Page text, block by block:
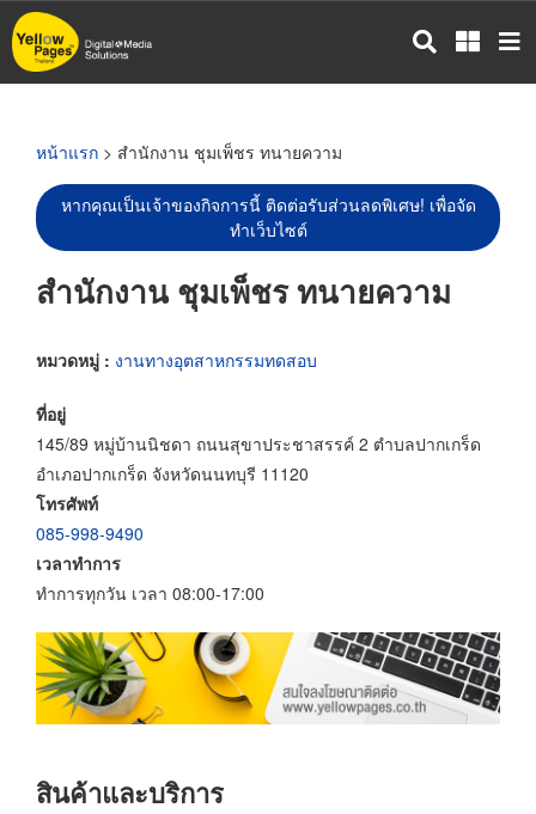
ข้าม
ไป
หน้าแรก > สำนักงาน ชุมเพ็ชร ทนายความ
หากคุณเป็นเจ้าของกิจการนี้ ติดต่อรับส่วนลดพิเศษ! เพื่อจัด
ทำเว็บไซต์
สำนักงาน ชุมเพ็ชร ทนายความ
หมวดหมู่ : งานทางอุตสาหกรรมทดสอบ
ที่อยู่
145/89 หมู่บ้านนิชดา ถนนสุขาประชาสรรค์ 2 ตำบลปากเกร็ด
อำเภอปากเกร็ด จังหวัดนนทบุรี 11120
โทรศัพท์
085-998-9490
เวลาทำการ
ทำการทุกวัน เวลา 08:00-17:00
สินค้าและบริการ